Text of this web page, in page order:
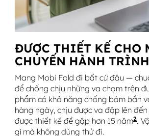
ĐƯỢC THIẾT KẾ CHO
CHUYẾN HÀNH TRÌNH
Mang Mobi Fold đi bất cứ đâu —
để chống chịu những va chạm trên
phẩm có khả năng chống bám bẩn
hàng ngày, chịu được va đập lên
được thiết kế để gập hơn 15 năm2.
gì mà không dùng thử đi.